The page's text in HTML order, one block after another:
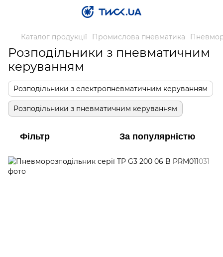
Каталог продукції Промислова пневматика
Розподільники з пневматичним
керуванням
Розподільники з електропневматичним керуванням
Розподільники з пневматичним керуванням
Фільтр За популярністю